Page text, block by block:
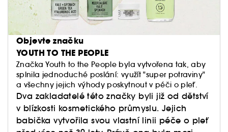
Objevte značku
YOUTH TO THE PEOPLE
Značka Youth to the People byla vytvořena tak, aby
splnila jednoduché poslání: využít "super potraviny"
a všechny jejich výhody poskytnout v péči o pleť.
Dva zakladatelé této značky byli již od dětství
v blízkosti kosmetického průmyslu. Jejich
babička vytvořila svou vlastní linii péče o pleť